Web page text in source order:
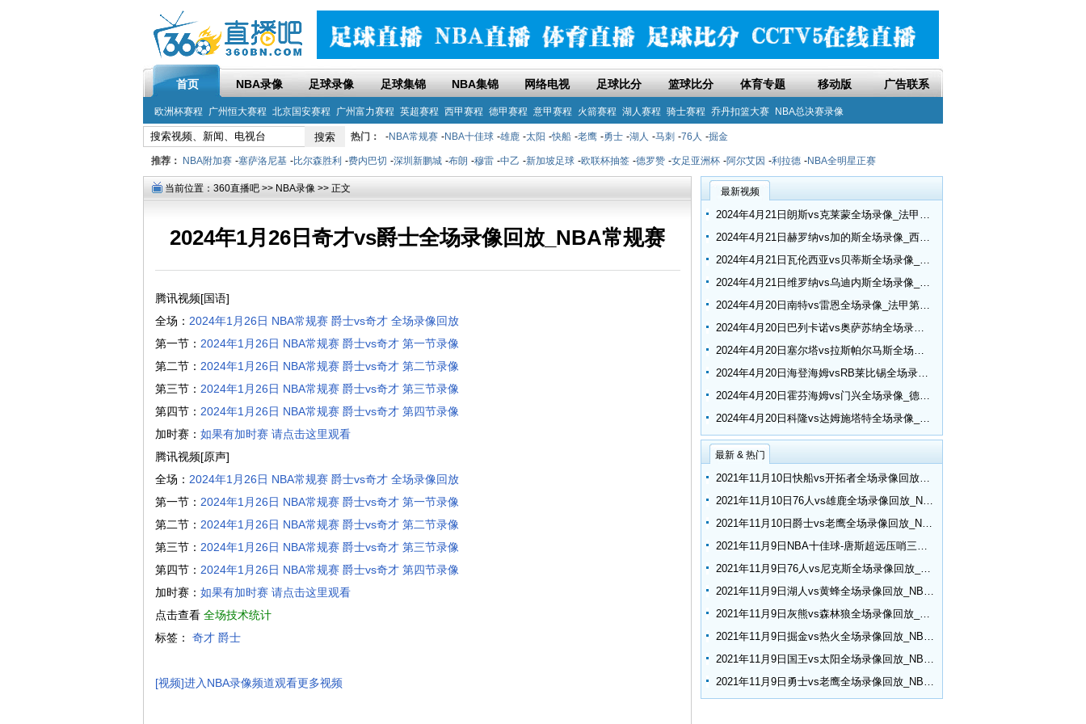
首页 NBA录像 足球录像 足球集锦 NBA集锦 网络电视 足球比分 篮球比分 体育专题 移动版 广告联系
欧洲杯赛程 广州恒大赛程 北京国安赛程 广州富力赛程 英超赛程 西甲赛程 德甲赛程 意甲赛程 火箭赛程 湖人赛程 骑士赛程 乔丹扣篮大赛 NBA总决赛录像
热门： -NBA常规赛 -NBA十佳球 -雄鹿 -太阳 -快船 -老鹰 -勇士 -湖人 -马刺 -76人 -掘金
推荐： NBA附加赛 -塞萨洛尼基 -比尔森胜利 -费内巴切 -深圳新鹏城 -布朗 -穆雷 -中乙 -新加坡足球 -欧联杯抽签 -德罗赞 -女足亚洲杯 -阿尔艾因 -利拉德 -NBA全明星正赛
当前位置： 360直播吧 >> NBA录像 >> 正文
2024年1月26日奇才vs爵士全场录像回放_NBA常规赛
腾讯视频[国语]
全场： 2024年1月26日 NBA常规赛 爵士vs奇才 全场录像回放
第一节： 2024年1月26日 NBA常规赛 爵士vs奇才 第一节录像
第二节： 2024年1月26日 NBA常规赛 爵士vs奇才 第二节录像
第三节： 2024年1月26日 NBA常规赛 爵士vs奇才 第三节录像
第四节： 2024年1月26日 NBA常规赛 爵士vs奇才 第四节录像
加时赛： 如果有加时赛 请点击这里观看
腾讯视频[原声]
全场： 2024年1月26日 NBA常规赛 爵士vs奇才 全场录像回放
第一节： 2024年1月26日 NBA常规赛 爵士vs奇才 第一节录像
第二节： 2024年1月26日 NBA常规赛 爵士vs奇才 第二节录像
第三节： 2024年1月26日 NBA常规赛 爵士vs奇才 第三节录像
第四节： 2024年1月26日 NBA常规赛 爵士vs奇才 第四节录像
加时赛： 如果有加时赛 请点击这里观看
点击查看 全场技术统计
标签： 奇才 爵士
[视频]进入NBA录像频道观看更多视频
最新视频
2024年4月21日朗斯vs克莱蒙全场录像_法甲第30轮
2024年4月21日赫罗纳vs加的斯全场录像_西甲第32轮
2024年4月21日瓦伦西亚vs贝蒂斯全场录像_西甲第32轮
2024年4月21日维罗纳vs乌迪内斯全场录像_意甲第33轮
2024年4月20日南特vs雷恩全场录像_法甲第30轮
2024年4月20日巴列卡诺vs奥萨苏纳全场录像_西甲第32轮
2024年4月20日塞尔塔vs拉斯帕尔马斯全场录像_西甲第32轮
2024年4月20日海登海姆vsRB莱比锡全场录像_德甲第30轮
2024年4月20日霍芬海姆vs门兴全场录像_德甲第30轮
2024年4月20日科隆vs达姆施塔特全场录像_德甲第30轮
最新 & 热门
2021年11月10日快船vs开拓者全场录像回放_NBA常规赛
2021年11月10日76人vs雄鹿全场录像回放_NBA常规赛
2021年11月10日爵士vs老鹰全场录像回放_NBA常规赛
2021年11月9日NBA十佳球-唐斯超远压哨三分 小乔丹空接隔扣
2021年11月9日76人vs尼克斯全场录像回放_NBA常规赛
2021年11月9日湖人vs黄蜂全场录像回放_NBA常规赛
2021年11月9日灰熊vs森林狼全场录像回放_NBA常规赛
2021年11月9日掘金vs热火全场录像回放_NBA常规赛
2021年11月9日国王vs太阳全场录像回放_NBA常规赛
2021年11月9日勇士vs老鹰全场录像回放_NBA常规赛